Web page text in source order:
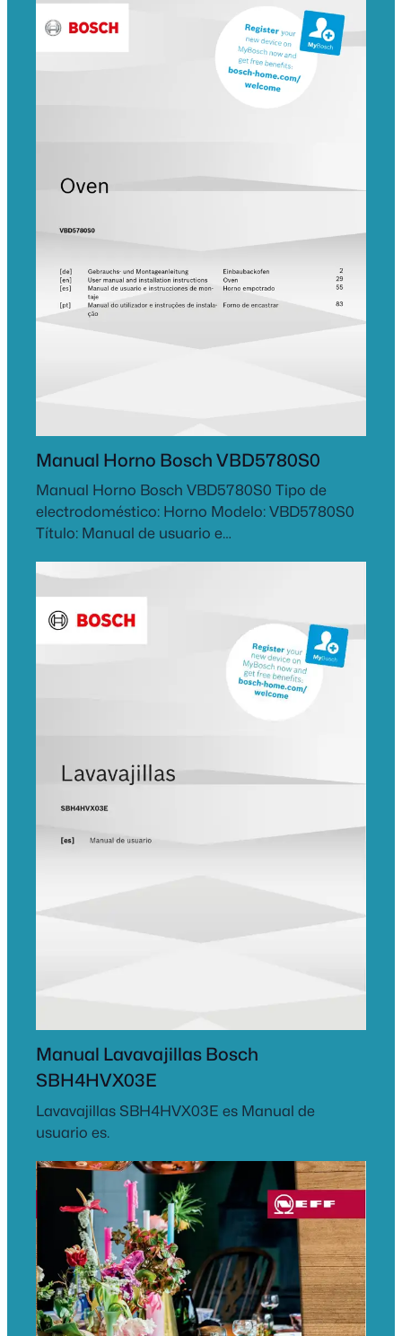
Manual Horno Bosch VBD5780S0
Manual Horno Bosch VBD5780S0 Tipo de
electrodoméstico: Horno Modelo: VBD5780S0
Título: Manual de usuario e…
Manual Lavavajillas Bosch
SBH4HVX03E
Lavavajillas SBH4HVX03E es Manual de
usuario es.